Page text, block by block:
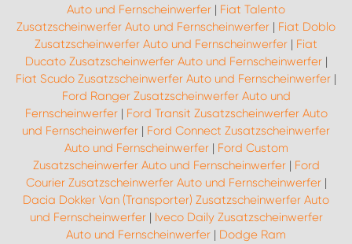
Auto und Fernscheinwerfer | Fiat Talento
Zusatzscheinwerfer Auto und Fernscheinwerfer | Fiat Doblo
Zusatzscheinwerfer Auto und Fernscheinwerfer | Fiat
Ducato Zusatzscheinwerfer Auto und Fernscheinwerfer|
Fiat Scudo Zusatzscheinwerfer Auto und Fernscheinwerfer |
Ford Ranger Zusatzscheinwerfer Auto und
Fernscheinwerfer| Ford Transit Zusatzscheinwerfer Auto
und Fernscheinwerfer | Ford Connect Zusatzscheinwerfer
Auto und Fernscheinwerfer| Ford Custom
Zusatzscheinwerfer Auto und Fernscheinwerfer| Ford
Courier Zusatzscheinwerfer Auto und Fernscheinwerfer|
Dacia Dokker Van (Transporter) Zusatzscheinwerfer Auto
und Fernscheinwerfer| Iveco Daily Zusatzscheinwerfer
Auto und Fernscheinwerfer | Dodge Ram